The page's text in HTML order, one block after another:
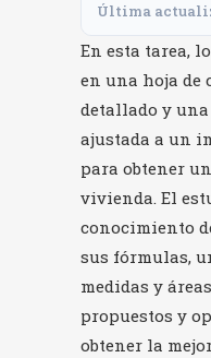
Última
En esta tarea,
en una hoja de
detallado y
ajustada a un
para obtener
vivienda. El
conocimiento
sus fórmulas,
medidas y
propuestos y
obtener la